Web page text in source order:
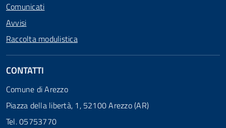
Comunicati
Avvisi
Raccolta modulistica
CONTATTI
Comune di Arezzo
Piazza della libertà, 1, 52100 Arezzo (AR)
Tel. 05753770